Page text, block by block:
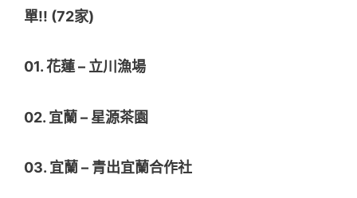
單!! (72家)
01. 花蓮 – 立川漁場
02. 宜蘭 – 星源茶園
03. 宜蘭 – 青出宜蘭合作社